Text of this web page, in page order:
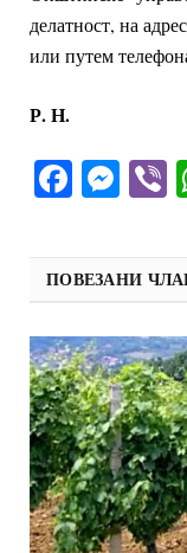
делатност, на
или путем
Р. Н.
ПОВЕЗАНИ